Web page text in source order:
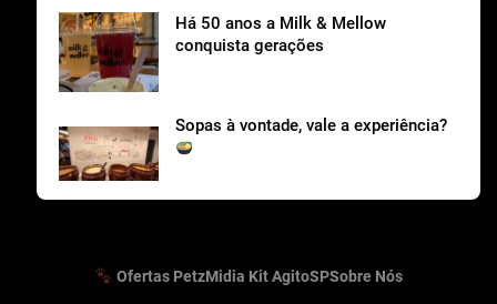
Há 50 anos a Milk & Mellow
conquista gerações
Sopas à vontade, vale a experiência?
Ofertas PetzMidia Kit AgitoSPSobre Nós